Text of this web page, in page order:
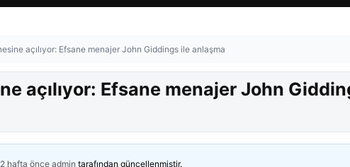
açılıyor: Efsane menajer John Giddings ile anlaşma
açılıyor: Efsane menajer John
hafta önceadmin tarafından güncellenmiştir.